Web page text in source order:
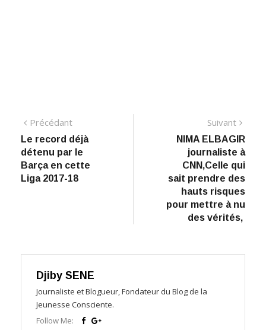
Navigation
de
l’article
PrécédantPrécédant:
​Le record déjà
détenu par le
Barça en cette
Liga 2017-18
Suivant
NIMA ELBAGIR
journaliste à
CNN,Celle qui
sait prendre des
hauts risques
pour mettre à nu
des vérités,
Djiby SENE
Journaliste et Blogueur, Fondateur du Blog de la
Jeunesse Consciente.
Follow Me: